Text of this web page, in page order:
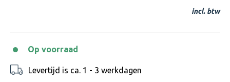
incl. btw
Op voorraad
Levertijd is ca. 1 - 3 werkdagen